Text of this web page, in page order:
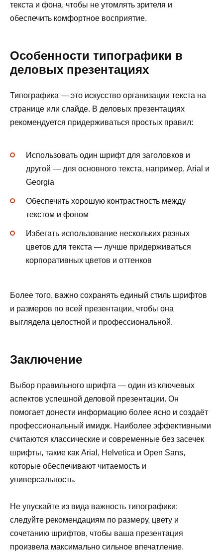
текста и фона, чтобы не утомлять зрителя и
обеспечить комфортное восприятие.
Особенности типографики в
деловых презентациях
Типографика — это искусство организации текста на
странице или слайде. В деловых презентациях
рекомендуется придерживаться простых правил:
Использовать один шрифт для заголовков и
другой — для основного текста, например, Arial и
Georgia
Обеспечить хорошую контрастность между
текстом и фоном
Избегать использование нескольких разных
цветов для текста — лучше придерживаться
корпоративных цветов и оттенков
Более того, важно сохранять единый стиль шрифтов
и размеров по всей презентации, чтобы она
выглядела целостной и профессиональной.
Заключение
Выбор правильного шрифта — один из ключевых
аспектов успешной деловой презентации. Он
помогает донести информацию более ясно и создаёт
профессиональный имидж. Наиболее эффективными
считаются классические и современные без засечек
шрифты, такие как Arial, Helvetica и Open Sans,
которые обеспечивают читаемость и
универсальность.
Не упускайте из вида важность типографики:
следуйте рекомендациям по размеру, цвету и
сочетанию шрифтов, чтобы ваша презентация
произвела максимально сильное впечатление.